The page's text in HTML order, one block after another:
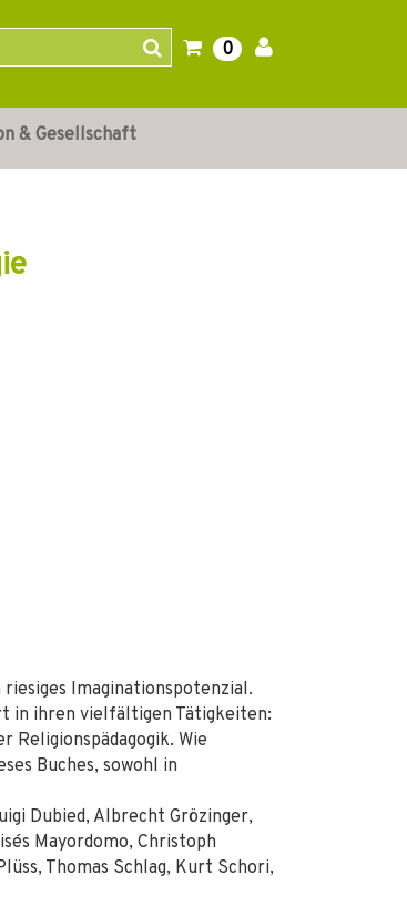
0
& Gesellschaft
Imaginationspotenzial.
in ihren vielfältigen Tätigkeiten:
Religionspädagogik. Wie
Buches, sowohl in
Dubied, Albrecht Grözinger,
Mayordomo, Christoph
Thomas Schlag, Kurt Schori,